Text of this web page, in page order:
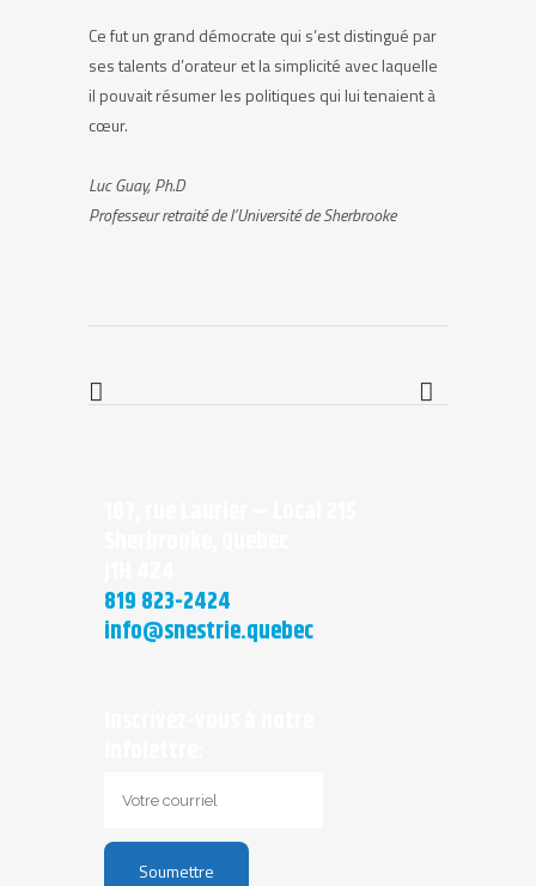
Ce fut un grand démocrate qui s’est distingué par
ses talents d’orateur et la simplicité avec laquelle
il pouvait résumer les politiques qui lui tenaient à
cœur.
Luc Guay, Ph.D
Professeur retraité de l’Université de Sherbrooke
819 823-2424
info@snestrie.quebec